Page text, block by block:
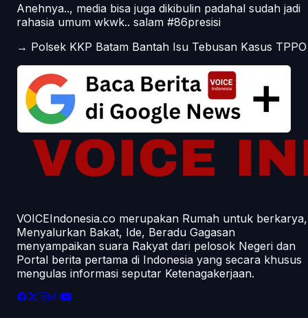
Anehnya.., media bisa juga dikibulin padahal sudah jadi
rahasia umum wkwk.. salam #86presisi
→ Polsek KKP Batam Bantah Isu Tebusan Kasus TPPO
VOICEIndonesia.co merupakan Rumah untuk berkarya,
Menyalurkan Bakat, Ide, Beradu Gagasan
menyampaikan suara Rakyat dari pelosok Negeri dan
Portal berita pertama di Indonesia yang secara khusus
mengulas informasi seputar Ketenagakerjaan.